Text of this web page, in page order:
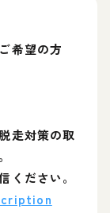
希望の方
走対策の取
ださい。